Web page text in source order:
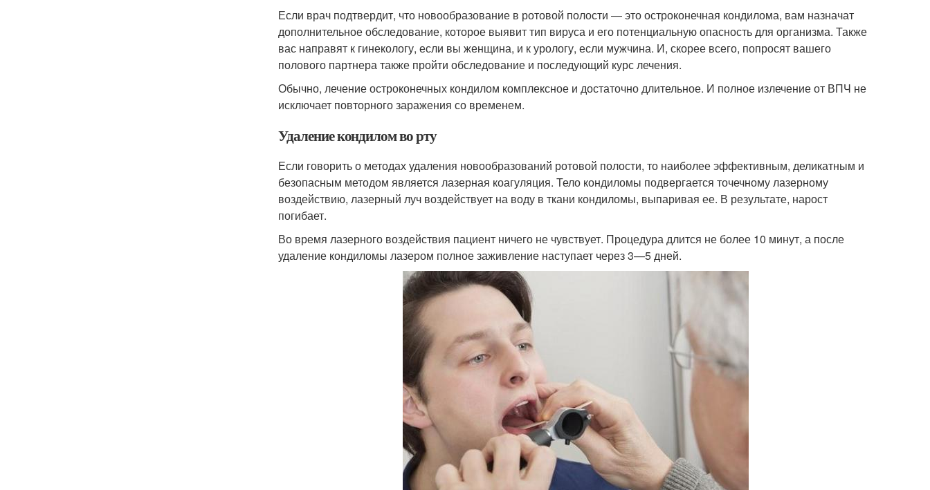
Если врач подтвердит, что новообразование в ротовой полости ― это остроконечная кондилома, вам назначат
дополнительное обследование, которое выявит тип вируса и его потенциальную опасность для организма. Также
вас направят к гинекологу, если вы женщина, и к урологу, если мужчина. И, скорее всего, попросят вашего
полового партнера также пройти обследование и последующий курс лечения.
Обычно, лечение остроконечных кондилом комплексное и достаточно длительное. И полное излечение от ВПЧ не
исключает повторного заражения со временем.
Удаление кондилом во рту
Если говорить о методах удаления новообразований ротовой полости, то наиболее эффективным, деликатным и
безопасным методом является лазерная коагуляция. Тело кондиломы подвергается точечному лазерному
воздействию, лазерный луч воздействует на воду в ткани кондиломы, выпаривая ее. В результате, нарост
погибает.
Во время лазерного воздействия пациент ничего не чувствует. Процедура длится не более 10 минут, а после
удаление кондиломы лазером полное заживление наступает через 3—5 дней.